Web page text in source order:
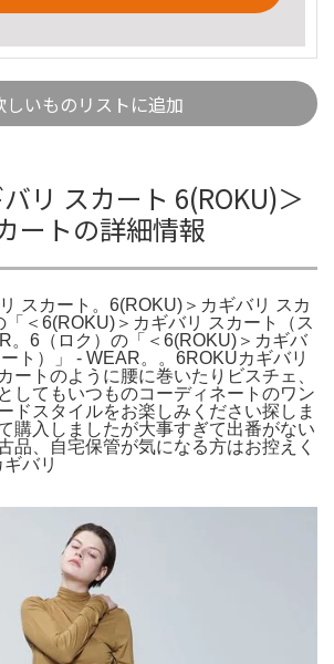
しいものリストに追加
リ スカート 6(ROKU)＞
ートの詳細情報
スカート。6(ROKU)＞カギバリ スカ
「＜6(ROKU)＞カギバリ スカート（ス
。6（ロク）の「＜6(ROKU)＞カギバ
ト）」 - WEAR。。6ROKUカギバリ
ートのように腰に巻いたりビスチェ、
してもいつものコーディネートのワン
ドスタイルをお楽しみください探しま
購入しましたが大事すぎて出番がない
品、自宅保管が気になる方はお控えく
バリ